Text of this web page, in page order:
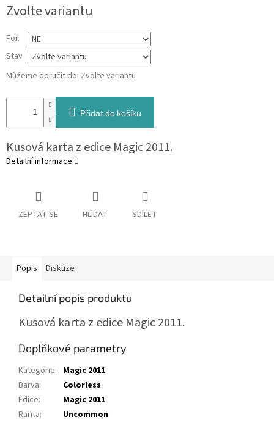
cena:
Zvolte variantu
Foil
Stav
Můžeme doručit do: Zvolte variantu
Přidat do košíku
Kusová karta z edice Magic 2011.
Detailní informace
ZEPTAT SE HLÍDAT SDÍLET
Popis Diskuze
Detailní popis produktu
Kusová karta z edice Magic 2011.
Doplňkové parametry
Kategorie: Magic 2011
Barva:
Colorless
Edice:
Magic 2011
Rarita: Uncommon